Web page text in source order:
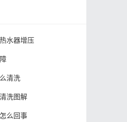
水器增压
清洗
洗图解
么回事